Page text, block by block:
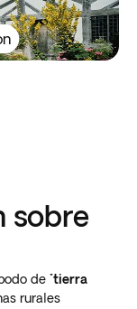
sobre
de "tierra
rurales